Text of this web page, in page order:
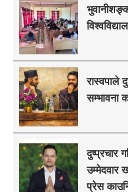
रास्वपाले
सम्भावना
दुष्प्रचार
उम्मेदवार
प्रेस